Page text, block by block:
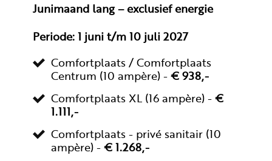
Junimaand lang – exclusief energie
Periode: 1 juni t/m 10 juli 2027
Comfortplaats / Comfortplaats
Centrum (10 ampère) -€ 938,-
Comfortplaats XL (16 ampère) -€
1.111,-
Comfortplaats - privé sanitair (10
ampère) -€ 1.268,-